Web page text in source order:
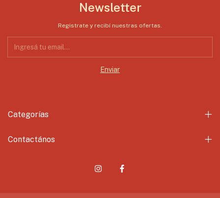
Newsletter
Registrate y recibí nuestras ofertas.
Categorías
Contactános